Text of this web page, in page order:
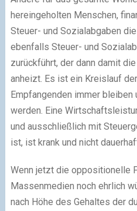
hereingeholten Menschen,
Steuer- und Sozialabgaben
ebenfalls Steuer- und
zurückführt, der dann damit
anheizt. Es ist ein Kreislauf
Empfangenden immer
werden. Eine
und ausschließlich mit
ist, ist krank und nicht
Wenn jetzt die oppositionelle
Massenmedien noch ehrlich
nach Höhe des Gehaltes der